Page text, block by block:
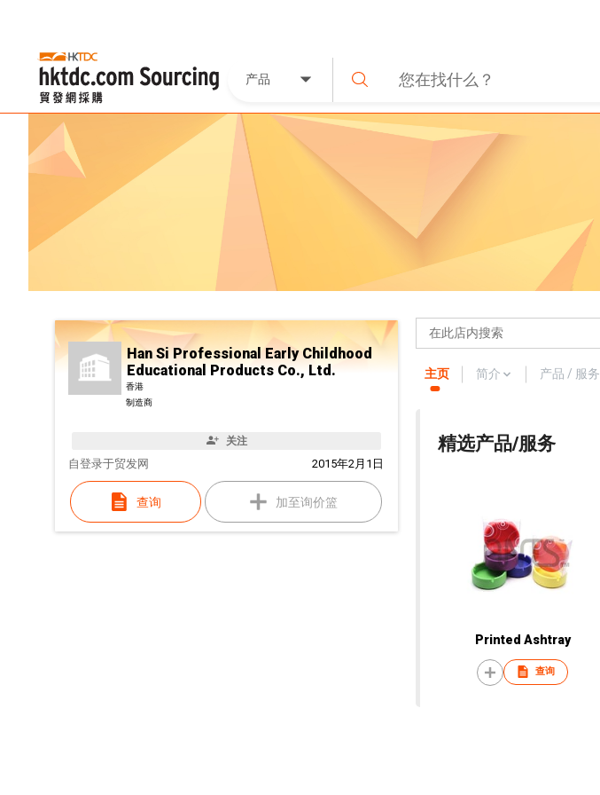
产品
Han Si Professional Early Childhood
Educational Products Co., Ltd.
香港
制造商
关注
自 2015年2月1日
登录于贸发网
查询 加至询价篮
主页 简介 产品 / 服务
精选产品/服务
Printed Ashtray
查询